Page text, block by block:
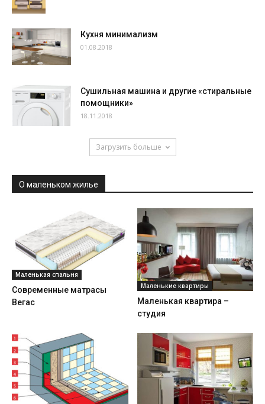
Кухня минимализм
01.08.2018
Сушильная машина и другие «стиральные
помощники»
18.11.2018
Загрузить больше
О маленьком жилье
Маленькая спальня
Современные матрасы
Вегас
Маленькие квартиры
Маленькая квартира –
студия